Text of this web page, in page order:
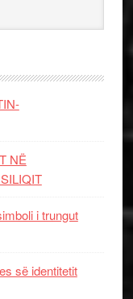
NË
i trungut
së identitetit